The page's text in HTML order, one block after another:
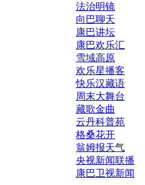
法治明镜
向巴聊天
康巴讲坛
康巴欢乐汇
雪域高原
欢乐星播客
快乐汉藏语
周末大舞台
藏歌金曲
云丹科普苑
格桑花开
翁姆报天气
央视新闻联播
康巴卫视新闻